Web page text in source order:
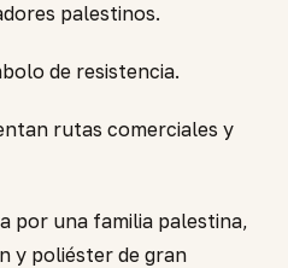
palestinos.
de resistencia.
rutas comerciales y
por una familia palestina,
y poliéster de gran